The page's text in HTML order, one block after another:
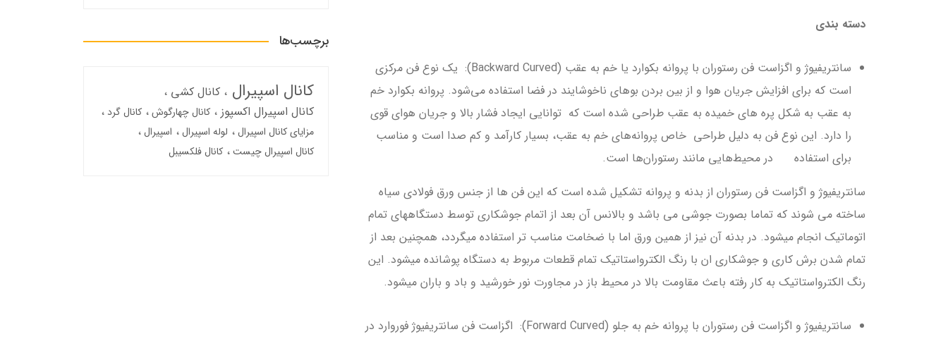
دسته بندی
سانتریفیوژ و اگزاست فن رستوران با پروانه بكوارد يا خم به عقب (Backward Curved): یک نوع فن مرکزی
است که برای افزایش جریان هوا و از بین بردن بوهای ناخوشایند در فضا استفاده می‌شود. پروانه بكوارد خم
به عقب به شکل پره هاي خمیده به عقب طراحی شده است که توانایی ایجاد فشار بالا و جریان هوای قوی
را دارد. این نوع فن به دلیل طراحی خاص پروانه‌های خم به عقب، بسیار کارآمد و کم صدا است و مناسب
برای استفاده در محیط‌هایی مانند رستوران‌ها است.
سانتریفیوژ و اگزاست فن رستوران از بدنه و پروانه تشكيل شده است كه این فن ها از جنس ورق فولادي سياه
ساخته می شوند که تماما بصورت جوشی می باشد و بالانس آن بعد از اتمام جوشکاری توسط دستگاههای تمام
اتوماتیک انجام میشود. در بدنه آن نیز از همین ورق اما با ضخامت مناسب تر استفاده میگردد، همچنین بعد از
تمام شدن برش کاری و جوشکاری ان با رنگ الکترواستاتیک تمام قطعات مربوط به دستگاه پوشانده میشود. این
رنگ الکترواستاتیک به کار رفته باعث مقاومت بالا در محیط باز در مجاورت نور خورشید و باد و باران میشود.
سانتریفیوژ و اگزاست فن رستوران با پروانه خم به جلو (Forward Curved): اگزاست فن سانتریفیوژ فوروارد در
برچسب‌ها
کانال اسپیرال
کانال کشی
کانال اسپیرال اکسپوز
کانال چهارگوش
کانال گرد
مزایای کانال اسپیرال
لوله اسپیرال
اسپیرال
کانال اسپیرال چیست
کانال فلکسیبل